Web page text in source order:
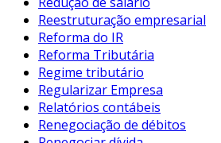
Reestruturação empresarial
Reforma do IR
Reforma Tributária
Regime tributário
Regularizar Empresa
Relatórios contábeis
Renegociação de débitos